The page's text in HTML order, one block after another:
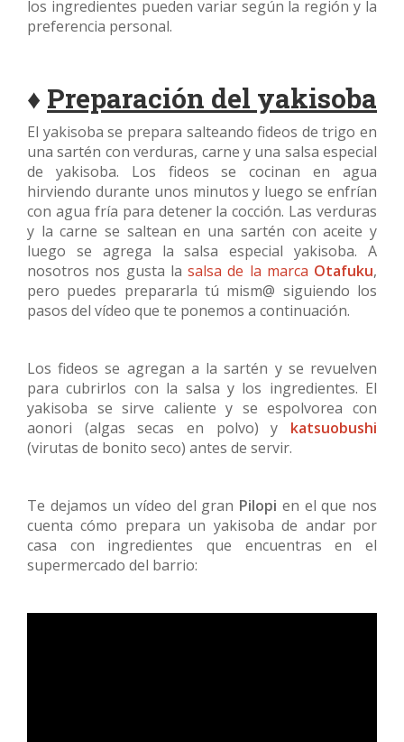
los ingredientes pueden variar según la región y la
preferencia personal.
♦ Preparación del yakisoba
El yakisoba se prepara salteando fideos de trigo en
una sartén con verduras, carne y una salsa especial
de yakisoba. Los fideos se cocinan en agua
hirviendo durante unos minutos y luego se enfrían
con agua fría para detener la cocción. Las verduras
y la carne se saltean en una sartén con aceite y
luego se agrega la salsa especial yakisoba. A
nosotros nos gusta la salsa de la marca Otafuku,
pero puedes prepararla tú mism@ siguiendo los
pasos del vídeo que te ponemos a continuación.
Los fideos se agregan a la sartén y se revuelven
para cubrirlos con la salsa y los ingredientes. El
yakisoba se sirve caliente y se espolvorea con
aonori (algas secas en polvo) y katsuobushi
(virutas de bonito seco) antes de servir.
Te dejamos un vídeo del gran Pilopi en el que nos
cuenta cómo prepara un yakisoba de andar por
casa con ingredientes que encuentras en el
supermercado del barrio: